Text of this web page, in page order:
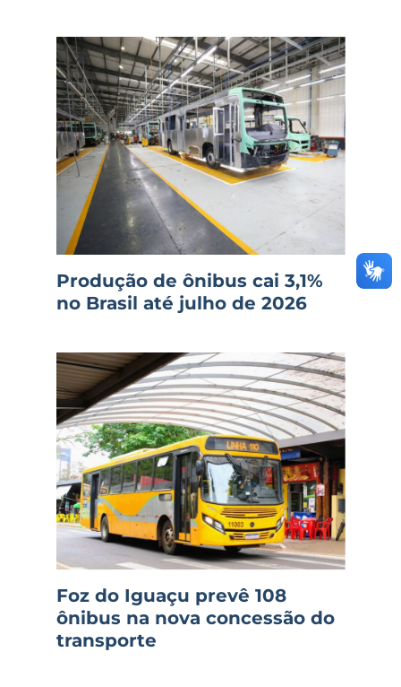
Produção de ônibus cai 3,1%
no Brasil até julho de 2026
Foz do Iguaçu prevê 108
ônibus na nova concessão do
transporte